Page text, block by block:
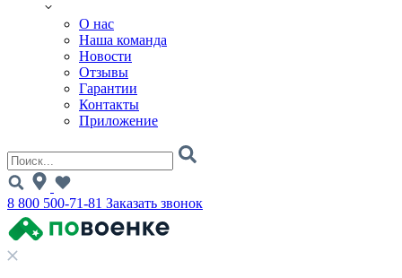
О нас
Наша команда
Новости
Отзывы
Гарантии
Контакты
Приложение
8 800 500-71-81 Заказать звонок